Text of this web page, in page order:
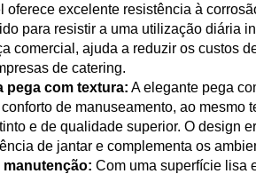
oferece excelente resistência à
para resistir a uma utilização diária
comercial, ajuda a reduzir os custos
de catering.
pega com textura: A elegante pega
de manuseamento, ao mesmo
e de qualidade superior. O design
de jantar e complementa os
manutenção: Com uma superfície lisa